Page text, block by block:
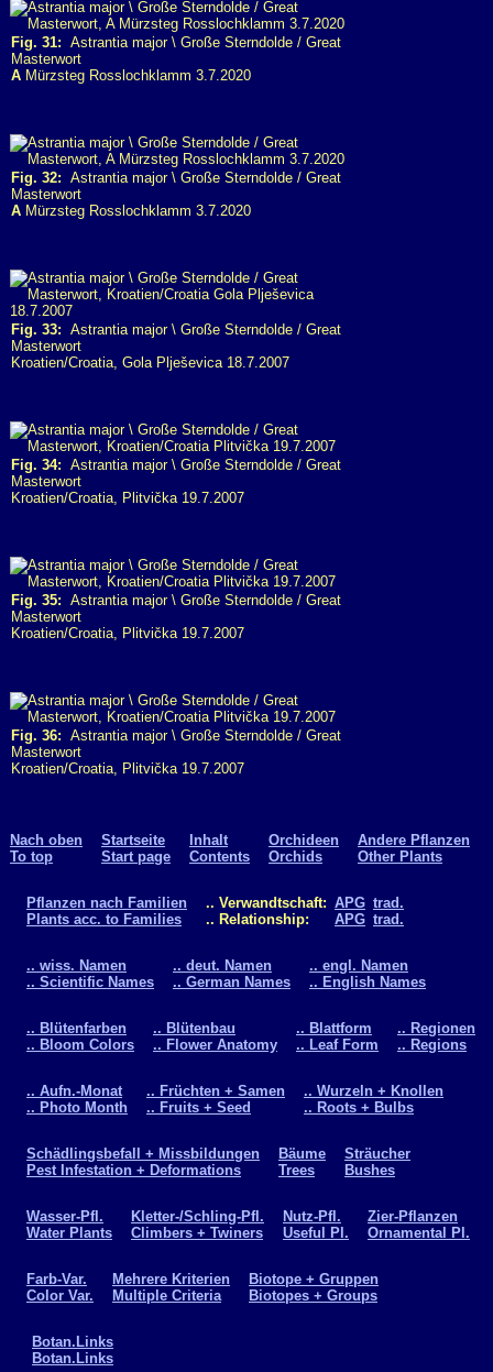
Fig. 31: Astrantia major \ Große Sterndolde / Great
Masterwort
A Mürzsteg Rosslochklamm 3.7.2020
Fig. 32: Astrantia major \ Große Sterndolde / Great
Masterwort
A Mürzsteg Rosslochklamm 3.7.2020
Fig. 33: Astrantia major \ Große Sterndolde / Great
Masterwort
Kroatien/Croatia, Gola Plješevica 18.7.2007
Fig. 34: Astrantia major \ Große Sterndolde / Great
Masterwort
Kroatien/Croatia, Plitvička 19.7.2007
Fig. 35: Astrantia major \ Große Sterndolde / Great
Masterwort
Kroatien/Croatia, Plitvička 19.7.2007
Fig. 36: Astrantia major \ Große Sterndolde / Great
Masterwort
Kroatien/Croatia, Plitvička 19.7.2007
Nach oben
To top
Startseite
Start page
Inhalt
Contents
Orchideen
Orchids
Andere Pflanzen
Other Plants
Pflanzen nach Familien
Plants acc. to Families
.. Verwandtschaft:
.. Relationship:
APG
APG
trad.
trad.
.. wiss. Namen
.. Scientific Names
.. deut. Namen
.. German Names
.. engl. Namen
.. English Names
.. Blütenfarben
.. Bloom Colors
.. Blütenbau
.. Flower Anatomy
.. Blattform
.. Leaf Form
.. Regionen
.. Regions
.. Aufn.-Monat
.. Photo Month
.. Früchten + Samen
.. Fruits + Seed
.. Wurzeln + Knollen
.. Roots + Bulbs
Schädlingsbefall + Missbildungen
Pest Infestation + Deformations
Bäume
Trees
Sträucher
Bushes
Wasser-Pfl.
Water Plants
Kletter-/Schling-Pfl.
Climbers + Twiners
Nutz-Pfl.
Useful Pl.
Zier-Pflanzen
Ornamental Pl.
Farb-Var.
Color Var.
Mehrere Kriterien
Multiple Criteria
Biotope + Gruppen
Biotopes + Groups
Botan.Links
Botan.Links